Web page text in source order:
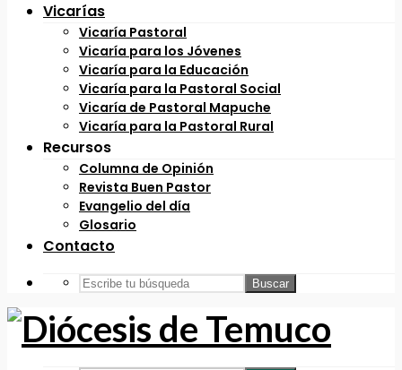
Vicarías
Vicaría Pastoral
Vicaría para los Jóvenes
Vicaría para la Educación
Vicaría para la Pastoral Social
Vicaría de Pastoral Mapuche
Vicaría para la Pastoral Rural
Recursos
Columna de Opinión
Revista Buen Pastor
Evangelio del día
Glosario
Contacto
Buscar